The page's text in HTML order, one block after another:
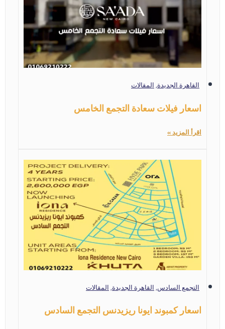
القاهرة الجديدة,المقالات
اسعار فيلات سعادة التجمع الخامس
اقرأ المزيد »
التجمع السادس,القاهرة الجديدة,المقالات
اسعار كمبوند ايونا ريزيدنس التجمع السادس